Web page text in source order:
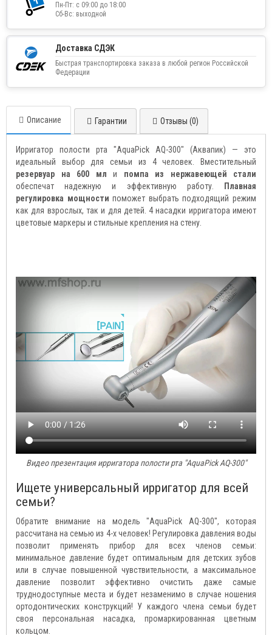
Пн-Пт: с 09:00 до 18:00
Сб-Вс: выходной
Доставка СДЭК
Быстрая транспортировка заказа в любой регион Российской
Федерации
Описание Гарантии Отзывы (0)
Ирригатор полости рта "AquaPick AQ-300" (Аквапик) — это
идеальный выбор для семьи из 4 человек. Вместительный
резервуар на 600 мл и помпа из нержавеющей стали
обеспечат надежную и эффективную работу.
Плавная
регулировка мощности поможет выбрать подходящий режим
как для взрослых, так и для детей. 4 насадки ирригатора имеют
цветовые маркеры и стильные крепления на стену.
Видео презентация ирригатора полости рта "AquaPick AQ-300"
Ищете универсальный ирригатор для всей
семьи?
Обратите внимание на модель "AquaPick AQ-300", которая
рассчитана на семью из 4-х человек! Регулировка давления воды
позволит применять прибор для всех членов семьи:
минимальное давление будет оптимальным для детских зубов
или в случае повышенной чувствительности, а максимальное
давление позволит эффективно очистить даже самые
труднодоступные места и будет незаменимо в случае ношения
ортодонтических конструкций! У каждого члена семьи будет
своя персональная насадка, промаркированная цветным
кольцом.